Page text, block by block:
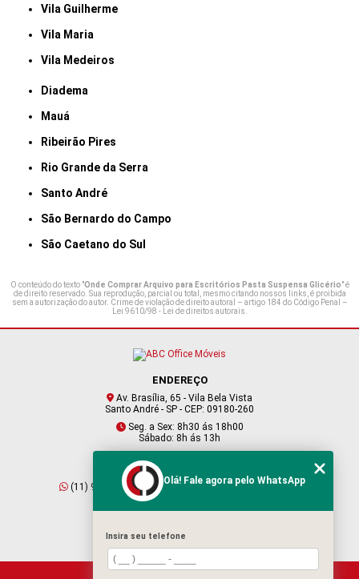
Vila Guilherme
Vila Maria
Vila Medeiros
Diadema
Mauá
Ribeirão Pires
Rio Grande da Serra
Santo André
São Bernardo do Campo
São Caetano do Sul
O conteúdo do texto "Onde Comprar Arquivo para Escritórios Pasta Suspensa Glicério" é
de direito reservado. Sua reprodução, parcial ou total, mesmo citando nossos links, é proibida
sem a autorização do autor. Crime de violação de direito autoral – artigo 184 do Código Penal –
Lei 9610/98 - Lei de direitos autorais.
ENDEREÇO
Av. Brasília, 65 - Vila Bela Vista
Santo André - SP - CEP: 09180-260
Seg. a Sex: 8h30 ás 18h00
Sábado: 8h ás 13h
CONTATO
(11) 95409-2229
(11) 4901-6045
vendas@abcofficemoveis.com.br
Olá! Fale agora pelo WhatsApp
Insira seu telefone